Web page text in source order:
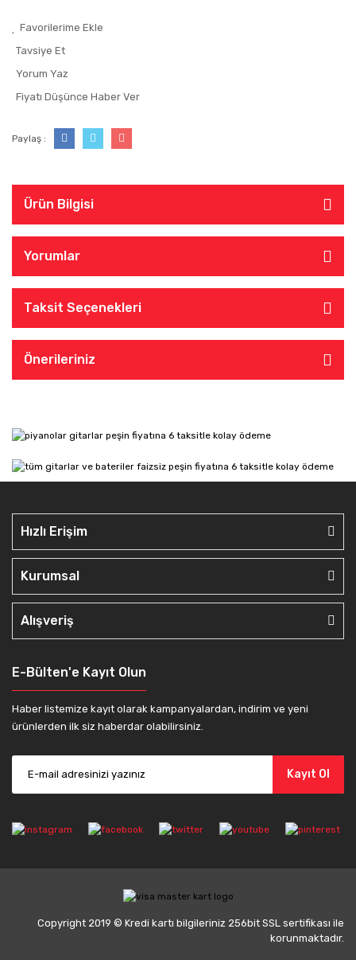
Tavsiye Et
Yorum Yaz
Fiyatı Düşünce Haber Ver
Paylaş :
Ürün Bilgisi
Yorumlar
Taksit Seçenekleri
Önerileriniz
Hızlı Erişim
Kurumsal
Alışveriş
E-Bülten'e Kayıt Olun
Haber listemize kayıt olarak kampanyalardan, indirim ve yeni
ürünlerden ilk siz haberdar olabilirsiniz.
Kayıt Ol
Copyright 2019 © Kredi kartı bilgileriniz 256bit SSL sertifikası ile
korunmaktadır.